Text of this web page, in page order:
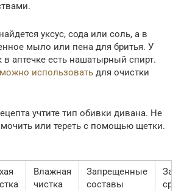
уксус, сода или соль, а в
мыло или пена для бритья. У
в аптечке есть нашатырный спирт.
использовать для очистки
учтите тип обивки дивана. Не
или тереть с помощью щетки.
Влажная
чистка
Запрещенные
составы